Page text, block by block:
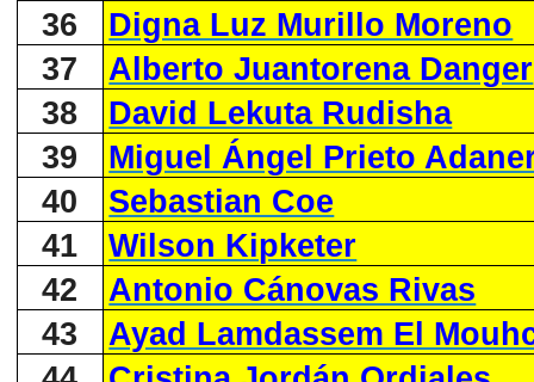
36
Digna Luz Murillo Moreno
37
Alberto Juantorena Danger
38
David Lekuta Rudisha
39
Miguel Ángel Prieto
40
Sebastian Coe
41
Wilson Kipketer
42
Antonio Cánovas Rivas
43
Ayad Lamdassem El